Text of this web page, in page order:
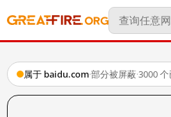
属于 baidu.com·部分被屏蔽·3000